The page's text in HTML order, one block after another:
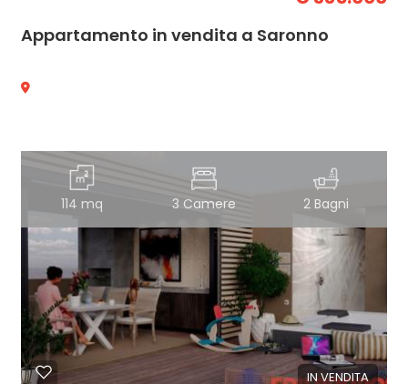
Appartamento in vendita a Saronno
114 mq 3 Camere 2 Bagni
IN VENDITA